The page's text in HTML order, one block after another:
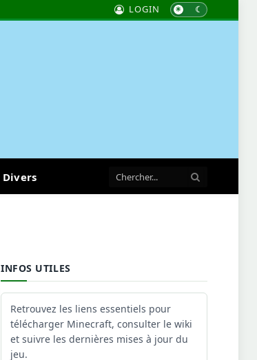
LOGIN
Divers
INFOS UTILES
Retrouvez les liens essentiels pour
télécharger Minecraft, consulter le wiki
et suivre les dernières mises à jour du
jeu.